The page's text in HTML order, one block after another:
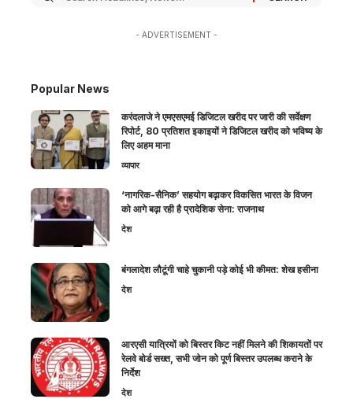
- ADVERTISEMENT -
Popular News
करंदलाजे ने एमएसएमई डिजिटल खरीद पर जारी की सर्वेक्षण
रिपोर्ट, 80 प्रतिशत इकाइयों ने डिजिटल खरीद को भविष्य के
लिए अहम माना
व्यापार
‘नागरिक-सैनिक’ सहयोग बढ़ाकर विकसित भारत के विजन
को आगे बढ़ा रही है प्रादेशिक सेना: राजनाथ
देश
बंगलादेश लौटूंगी चाहे चुकानी पड़े कोई भी कीमत: शेख हसीना
देश
आरएसी यात्रियों को बिस्तर किट नहीं मिलने की शिकायतों पर
रेलवे बोर्ड सख्त, सभी जोन को पूर्ण बिस्तर उपलब्ध कराने के
निर्देश
देश